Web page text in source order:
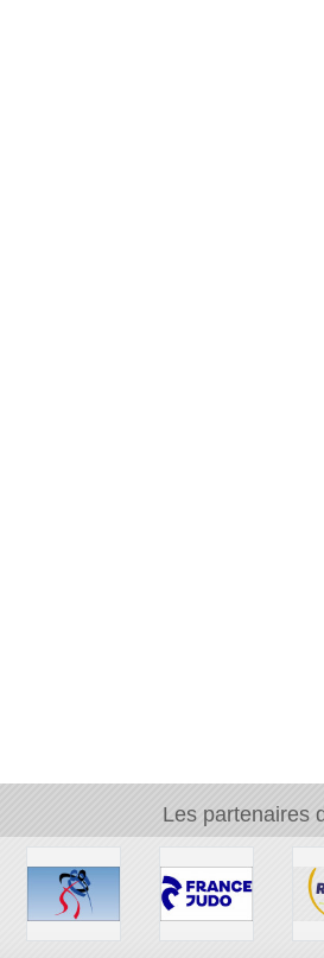
Les partenaires